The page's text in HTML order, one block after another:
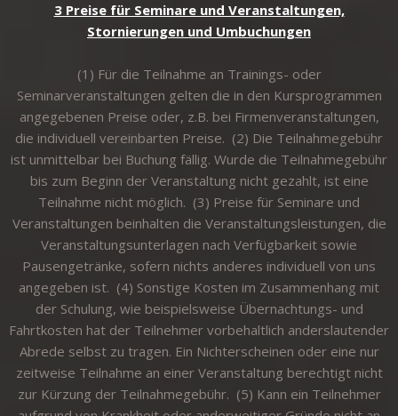
3 Preise für Seminare und Veranstaltungen,
Stornierungen und Umbuchungen
(1) Für die Teilnahme an Trainings- oder
Seminarveranstaltungen gelten die in den Kursprogrammen
angegebenen Preise oder, z.B. bei Firmenveranstaltungen,
die individuell vereinbarten Preise. (2) Die Teilnahmegebühr
ist unmittelbar bei Buchung fällig. Wurde die Teilnahmegebühr
bis zum Beginn der Veranstaltung nicht gezahlt, ist eine
Teilnahme nicht möglich. (3) Preise für Seminare und
Veranstaltungen beinhalten die Veranstaltungsleistungen, die
Veranstaltungsunterlagen nach Verfügbarkeit sowie
Pausengetränke, sofern nichts anderes individuell von uns
angegeben ist. (4) Sonstige Kosten im Zusammenhang mit
der Schulung, wie beispielsweise Übernachtungs- und
Fahrtkosten hat der Teilnehmer vorbehaltlich anderslautender
Abrede selbst zu tragen. Ein Nichterscheinen oder eine nur
zeitweise Teilnahme an einer Veranstaltung berechtigt nicht
zur Kürzung der Teilnahmegebühr. (5) Kann ein Teilnehmer